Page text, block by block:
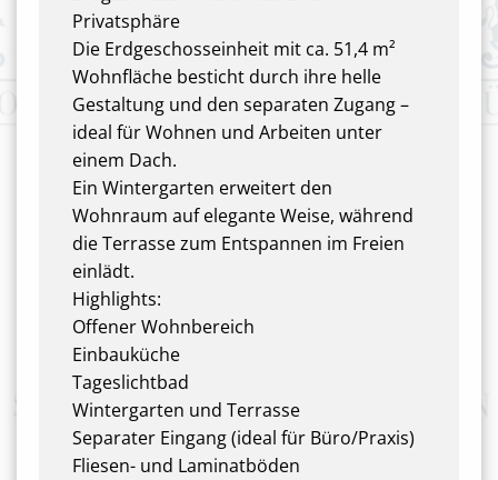
Privatsphäre
Die Erdgeschosseinheit mit ca. 51,4 m²
Wohnfläche besticht durch ihre helle
Gestaltung und den separaten Zugang –
ideal für Wohnen und Arbeiten unter
einem Dach.
Ein Wintergarten erweitert den
Wohnraum auf elegante Weise, während
die Terrasse zum Entspannen im Freien
einlädt.
Highlights:
Offener Wohnbereich
Einbauküche
Tageslichtbad
Wintergarten und Terrasse
Separater Eingang (ideal für Büro/Praxis)
Fliesen- und Laminatböden